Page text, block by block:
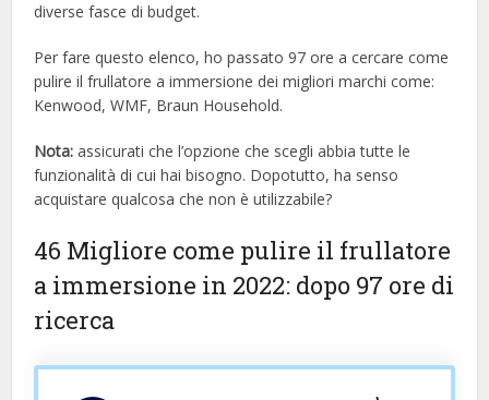
diverse fasce di budget.
Per fare questo elenco, ho passato 97 ore a cercare come
pulire il frullatore a immersione dei migliori marchi come:
Kenwood, WMF, Braun Household.
Nota: assicurati che l’opzione che scegli abbia tutte le
funzionalità di cui hai bisogno. Dopotutto, ha senso
acquistare qualcosa che non è utilizzabile?
46 Migliore come pulire il frullatore
a immersione in 2022: dopo 97 ore di
ricerca